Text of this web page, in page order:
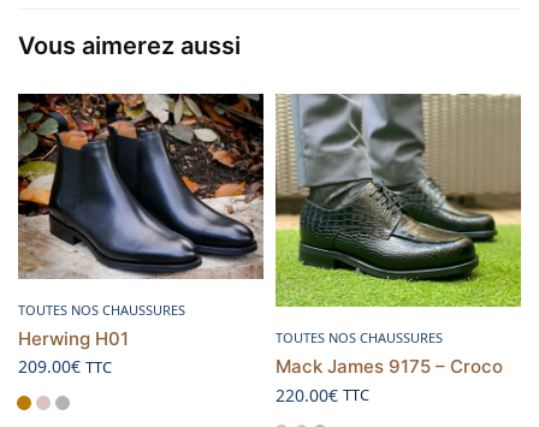
Vous aimerez aussi
Choix des options
TOUTES NOS CHAUSSURES
Herwing H01
209.00€ TTC
Choix des options
TOUTES NOS CHAUSSURES
Mack James 9175 – Croco
220.00€ TTC